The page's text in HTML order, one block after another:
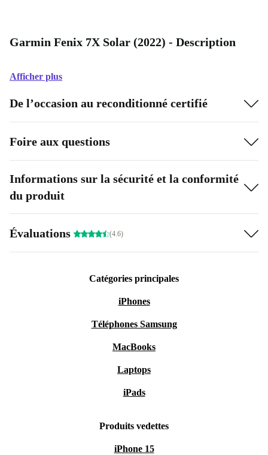
Garmin Fenix 7X Solar (2022) - Description
Afficher plus
De l’occasion au reconditionné certifié
Foire aux questions
Informations sur la sécurité et la conformité
du produit
Évaluations (4.6)
Catégories principales
iPhones
Téléphones Samsung
MacBooks
Laptops
iPads
Produits vedettes
iPhone 15